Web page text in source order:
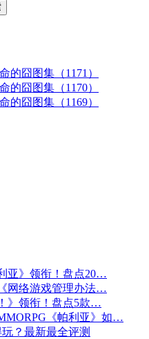
的囧图集（1171）
的囧图集（1170）
的囧图集（1169）
亚》领衔！盘点20…
网络游戏管理办法…
》领衔！盘点5款…
《帕利亚》如…
？最新最全评测